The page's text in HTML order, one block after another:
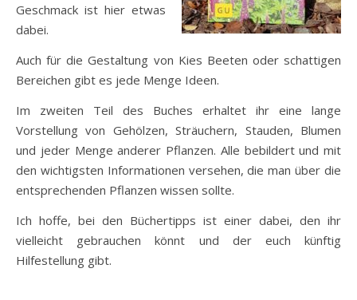
Geschmack ist hier etwas
dabei.
Auch für die Gestaltung von Kies Beeten oder schattigen
Bereichen gibt es jede Menge Ideen.
Im zweiten Teil des Buches erhaltet ihr eine lange
Vorstellung von Gehölzen, Sträuchern, Stauden, Blumen
und jeder Menge anderer Pflanzen. Alle bebildert und mit
den wichtigsten Informationen versehen, die man über die
entsprechenden Pflanzen wissen sollte.
Ich hoffe, bei den Büchertipps ist einer dabei, den ihr
vielleicht gebrauchen könnt und der euch künftig
Hilfestellung gibt.